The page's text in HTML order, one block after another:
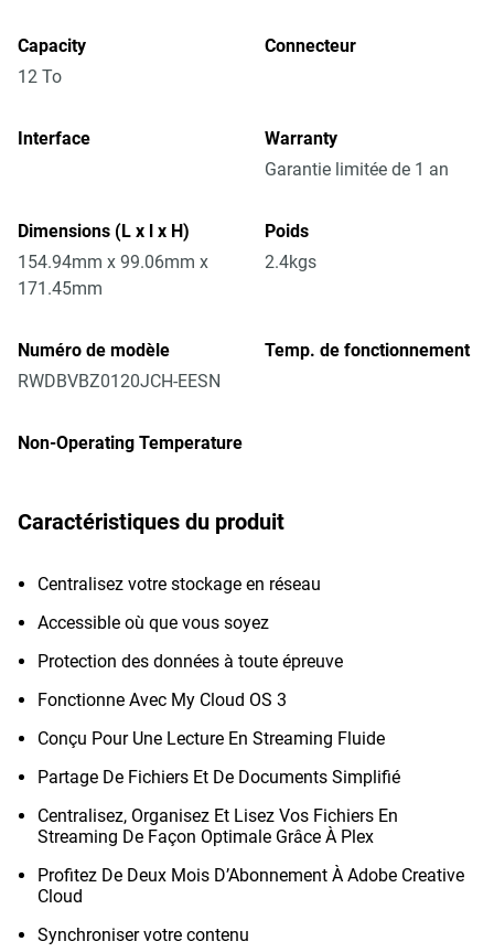
Capacity
12 To
Connecteur
Interface
Warranty
Garantie limitée de 1 an
Dimensions (L x l x H)
154.94mm x 99.06mm x
171.45mm
Poids
2.4kgs
Numéro de modèle
RWDBVBZ0120JCH-EESN
Temp. de fonctionnement
Non-Operating Temperature
Caractéristiques du produit
Centralisez votre stockage en réseau
Accessible où que vous soyez
Protection des données à toute épreuve
Fonctionne Avec My Cloud OS 3
Conçu Pour Une Lecture En Streaming Fluide
Partage De Fichiers Et De Documents Simplifié
Centralisez, Organisez Et Lisez Vos Fichiers En
Streaming De Façon Optimale Grâce À Plex
Profitez De Deux Mois D’Abonnement À Adobe Creative
Cloud
Synchroniser votre contenu